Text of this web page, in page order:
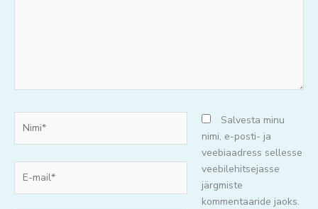
mail*
Salvesta minu
nimi, e-posti- ja
veebiaadress sellesse
veebilehitsejasse
järgmiste
kommentaaride jaoks.